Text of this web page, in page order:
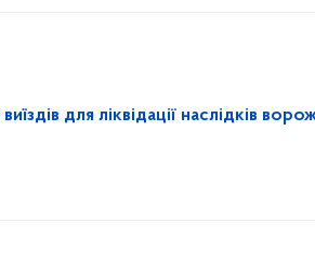
для ліквідації наслідків